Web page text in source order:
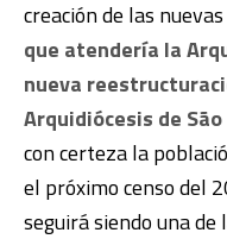
creación de las
que atendería la
nueva
Arquidiócesis de
con certeza la
el próximo censo del
seguirá siendo una de